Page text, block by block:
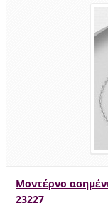
Μοντέρνο
23227